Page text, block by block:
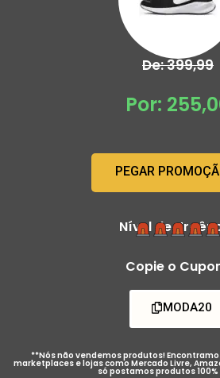
De: 399,99
Por:
PEGAR
Nível de
Copie o
MODA20
**Nós não vendemos produtos!
marketplaces e lojas como Mercado Livre,
só postamos produtos